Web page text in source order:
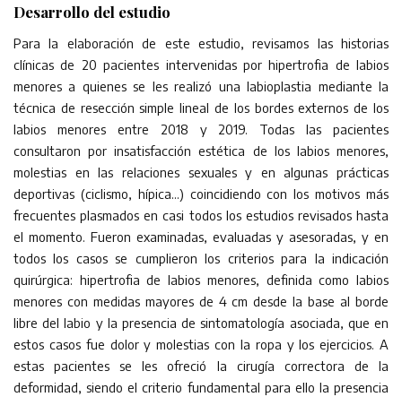
Desarrollo del estudio
Para la elaboración de este estudio, revisamos las historias
clínicas de 20 pacientes intervenidas por hipertrofia de labios
menores a quienes se les realizó una labioplastia mediante la
técnica de resección simple lineal de los bordes externos de los
labios menores entre 2018 y 2019. Todas las pacientes
consultaron por insatisfacción estética de los labios menores,
molestias en las relaciones sexuales y en algunas prácticas
deportivas (ciclismo, hípica…) coincidiendo con los motivos más
frecuentes plasmados en casi todos los estudios revisados hasta
el momento. Fueron examinadas, evaluadas y asesoradas, y en
todos los casos se cumplieron los criterios para la indicación
quirúrgica: hipertrofia de labios menores, definida como labios
menores con medidas mayores de 4 cm desde la base al borde
libre del labio y la presencia de sintomatología asociada, que en
estos casos fue dolor y molestias con la ropa y los ejercicios. A
estas pacientes se les ofreció la cirugía correctora de la
deformidad, siendo el criterio fundamental para ello la presencia